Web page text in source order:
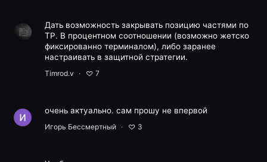
Дать возможность закрывать позицию частями по
TP. В процентном соотношении (возможно жетско
фиксированно терминалом), либо заранее
настраивать в защитной стратегии.
Timrod.v 7
очень актуально. сам прошу не впервой
Игорь Бессмертный 3